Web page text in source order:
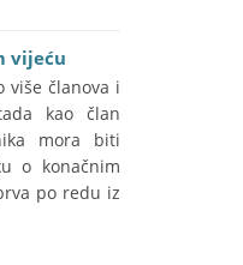
vijeću
više članova i
kao član
mora biti
o konačnim
po redu iz